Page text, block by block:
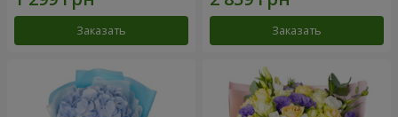
Заказать Заказать